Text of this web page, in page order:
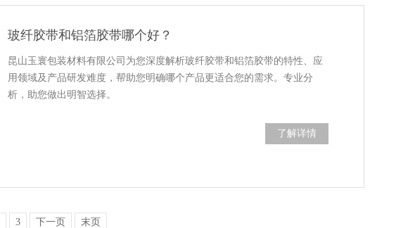
玻纤胶带和铝箔胶带哪个好？
昆山玉寰包装材料有限公司为您深度解析玻纤胶带和铝箔胶带的特性、应
用领域及产品研发难度，帮助您明确哪个产品更适合您的需求。专业分
析，助您做出明智选择。
了解详情
3 下一页 末页